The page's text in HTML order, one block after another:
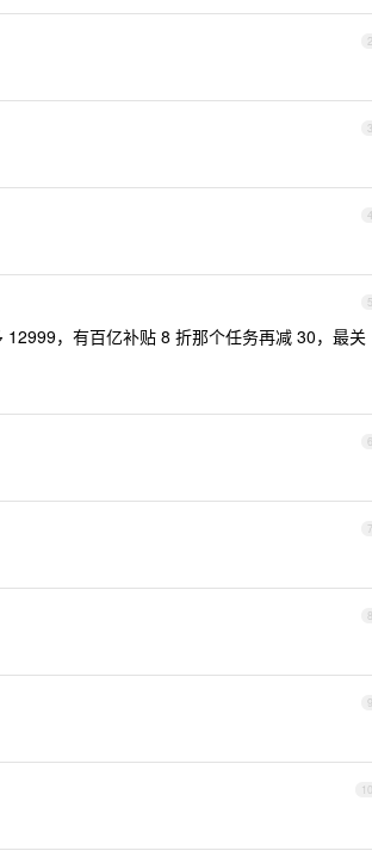
2
3
4
5
，有百亿补贴 8 折那个任务再减 30，最关
6
7
8
9
10